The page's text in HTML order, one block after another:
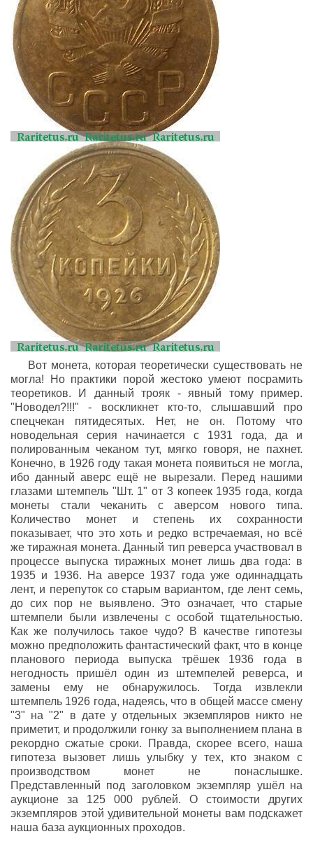
Вот монета, которая теоретически существовать не
могла! Но практики порой жестоко умеют посрамить
теоретиков. И данный трояк - явный тому пример.
"Новодел?!!!" - воскликнет кто-то, слышавший про
спецчекан пятидесятых. Нет, не он. Потому что
новодельная серия начинается с 1931 года, да и
полированным чеканом тут, мягко говоря, не пахнет.
Конечно, в 1926 году такая монета появиться не могла,
ибо данный аверс ещё не вырезали. Перед нашими
глазами штемпель "Шт. 1" от 3 копеек 1935 года, когда
монеты стали чеканить с аверсом нового типа.
Количество монет и степень их сохранности
показывает, что это хоть и редко встречаемая, но всё
же тиражная монета. Данный тип реверса участвовал в
процессе выпуска тиражных монет лишь два года: в
1935 и 1936. На аверсе 1937 года уже одиннадцать
лент, и перепуток со старым вариантом, где лент семь,
до сих пор не выявлено. Это означает, что старые
штемпели были извлечены с особой тщательностью.
Как же получилось такое чудо? В качестве гипотезы
можно предположить фантастический факт, что в конце
планового периода выпуска трёшек 1936 года в
негодность пришёл один из штемпелей реверса, и
замены ему не обнаружилось. Тогда извлекли
штемпель 1926 года, надеясь, что в общей массе смену
"3" на "2" в дате у отдельных экземпляров никто не
приметит, и продолжили гонку за выполнением плана в
рекордно сжатые сроки. Правда, скорее всего, наша
гипотеза вызовет лишь улыбку у тех, кто знаком с
производством монет не понаслышке.
Представленный под заголовком экземпляр ушёл на
аукционе за 125 000 рублей. О стоимости других
экземпляров этой удивительной монеты вам подскажет
наша база аукционных проходов.